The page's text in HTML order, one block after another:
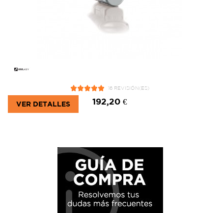
16 REVISIÓN(ES)
192,20 €
VER DETALLES